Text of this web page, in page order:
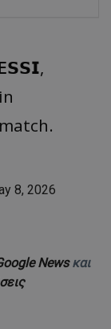
8, 2026
Newsκαι